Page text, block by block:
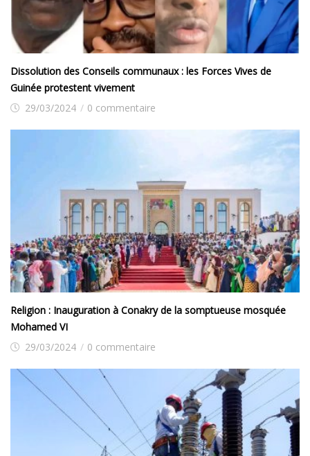
Dissolution des Conseils communaux : les Forces Vives de
Guinée protestent vivement
29/03/2024 / 0 commentaire
Religion : Inauguration à Conakry de la somptueuse mosquée
Mohamed VI
29/03/2024 / 0 commentaire